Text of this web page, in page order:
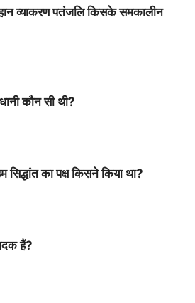
व्याकरण पतंजलि किसके समकालीन
कौन सी थी?
का पक्ष किसने किया था?
हैं?